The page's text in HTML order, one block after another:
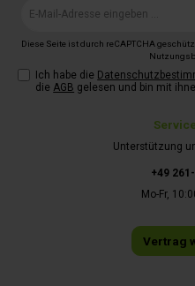
Unterstützung
+49
Mo-Fr,
Vertrag
Diese Seite ist durch reCAPTCHA
Ich habe die
die AGB gelesen und bin mit